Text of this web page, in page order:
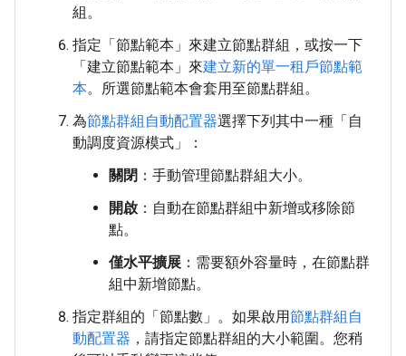
組。
指定「節點範本」 來建立節點群組，或按一下
「建立節點範本」 來建立新的單一租戶節點範
本。所選節點範本會套用至節點群組。
為節點群組自動配置器選擇下列其中一種「自
動調度資源模式」
：
關閉 ：手動管理節點群組大小。
開啟 ：自動在節點群組中新增或移除節
點。
僅水平擴展 ：需要額外容量時，在節點群
組中新增節點。
指定群組的「節點數」 。如果啟用節點群組自
動配置器 ，請指定節點群組的大小範圍。您稍